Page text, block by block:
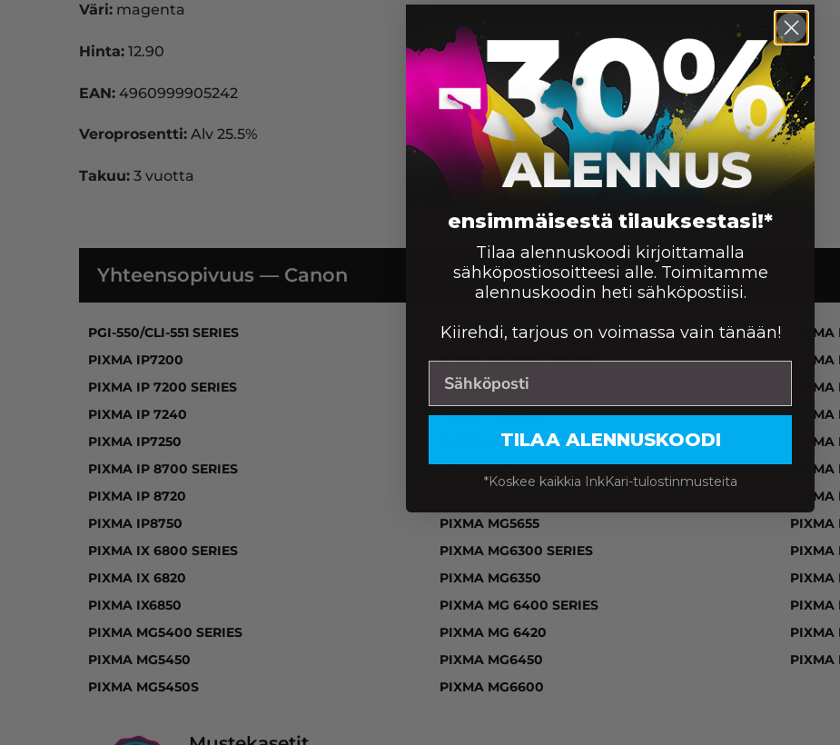
Väri: magenta
Hinta: 12.90
EAN: 4960999905242
Veroprosentti: Alv 25.5%
Takuu: 3 vuotta
Yhteensopivuus — Canon
PGI-550/CLI-551 SERIES, PIXMA IP7200, PIXMA IP 7200 SERIES, PIXMA IP 7240, PIXMA IP7250,
PGI-550/CLI-551 SERIES
PIXMA IP7200
PIXMA IP 7200 SERIES
PIXMA IP 7240
PIXMA IP7250
PIXMA IP 8700 SERIES
PIXMA IP 8720
PIXMA IP8750
PIXMA IX 6800 SERIES
PIXMA IX 6820
PIXMA IX6850
PIXMA MG5400 SERIES
PIXMA MG5450
PIXMA MG5450S
PIXMA MG5500
PIXMA MG 5500 SERIES
PIXMA MG5550
PIXMA MG5600
PIXMA MG 5600 SERIES
PIXMA MG5650
PIXMA MG5655
PIXMA MG6300 SERIES
PIXMA MG6350
PIXMA MG 6400 SERIES
PIXMA MG 6420
PIXMA MG6450
PIXMA MG6600
PIXMA
PIXMA
PIXMA
PIXMA
PIXMA
PIXMA
PIXMA
PIXMA
PIXMA
ensimmäisestä tilauksestasi!*
Tilaa alennuskoodi kirjoittamalla
sähköpostiosoitteesi alle. Toimitamme
alennuskoodin heti sähköpostiisi.
Kiirehdi, tarjous on voimassa vain tänään!
TILAA ALENNUSKOODI
*Koskee kaikkia InkKari-tulostinmusteita